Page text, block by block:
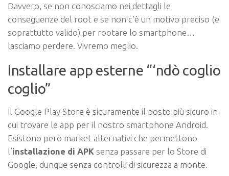
Davvero, se non conosciamo nei dettagli le
conseguenze del root e se non c’è un motivo preciso (e
soprattutto valido) per rootare lo smartphone…
lasciamo perdere. Vivremo meglio.
Installare app esterne “‘ndò coglio
coglio”
Il Google Play Store è sicuramente il posto più sicuro in
cui trovare le app per il nostro smartphone Android.
Esistono però market alternativi che permettono
l’installazione di APK senza passare per lo Store di
Google, dunque senza controlli di sicurezza a monte.